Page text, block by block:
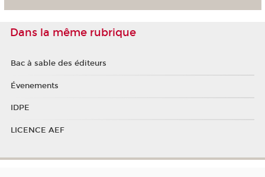
Dans la même rubrique
Bac à sable des éditeurs
Évenements
IDPE
LICENCE AEF